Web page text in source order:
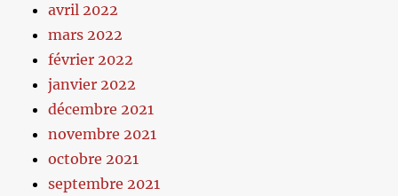
avril 2022
mars 2022
février 2022
janvier 2022
décembre 2021
novembre 2021
octobre 2021
septembre 2021